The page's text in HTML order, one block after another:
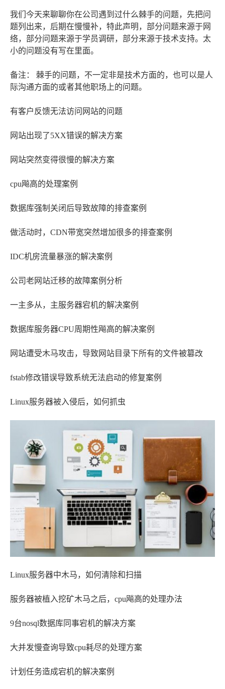
我们今天来聊聊你在公司遇到过什么棘手的问题，先把问
题列出来，后期在慢慢补，特此声明，部分问题来源于网
络，部分问题来源于学员调研，部分来源于技术支持。太
小的问题没有写在里面。
备注： 棘手的问题，不一定非是技术方面的，也可以是人
际沟通方面的或者其他职场上的问题。
有客户反馈无法访问网站的问题
网站出现了5XX错误的解决方案
网站突然变得很慢的解决方案
cpu飚高的处理案例
数据库强制关闭后导致故障的排查案例
做活动时，CDN带宽突然增加很多的排查案例
IDC机房流量暴涨的解决案例
公司老网站迁移的故障案例分析
一主多从，主服务器宕机的解决案例
数据库服务器CPU周期性飚高的解决案例
网站遭受木马攻击，导致网站目录下所有的文件被篡改
fstab修改错误导致系统无法启动的修复案例
Linux服务器被入侵后，如何抓虫
Linux服务器中木马，如何清除和扫描
服务器被植入挖矿木马之后，cpu飚高的处理办法
9台nosql数据库同事宕机的解决方案
大并发慢查询导致cpu耗尽的处理方案
计划任务造成宕机的解决案例